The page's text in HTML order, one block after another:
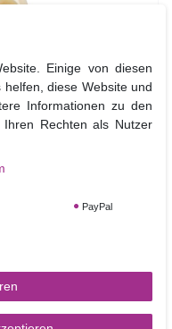
Einige von diesen
diese Website und
Informationen zu den
Rechten als Nutzer
PayPal